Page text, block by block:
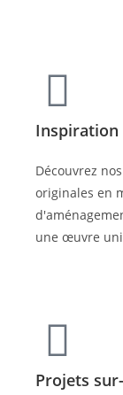
Inspiration
Découvrez
originales en
une œuvre
Projets